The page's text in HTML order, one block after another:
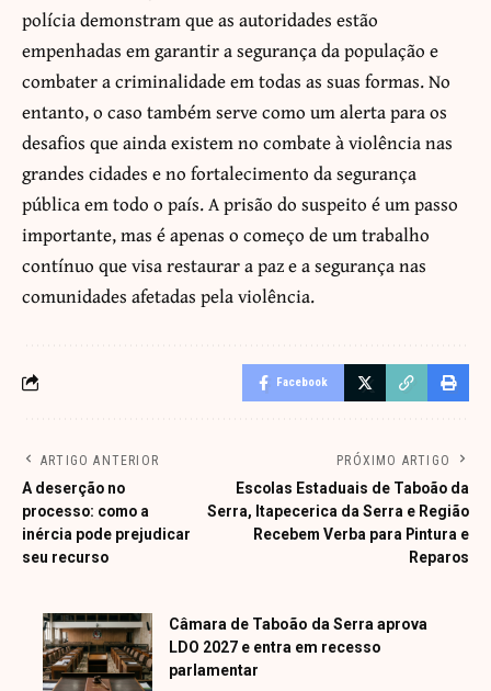
polícia demonstram que as autoridades estão
empenhadas em garantir a segurança da população e
combater a criminalidade em todas as suas formas. No
entanto, o caso também serve como um alerta para os
desafios que ainda existem no combate à violência nas
grandes cidades e no fortalecimento da segurança
pública em todo o país. A prisão do suspeito é um passo
importante, mas é apenas o começo de um trabalho
contínuo que visa restaurar a paz e a segurança nas
comunidades afetadas pela violência.
Facebook
ARTIGO ANTERIOR
A deserção no
processo: como a
inércia pode prejudicar
seu recurso
PRÓXIMO ARTIGO
Escolas Estaduais de Taboão da
Serra, Itapecerica da Serra e Região
Recebem Verba para Pintura e
Reparos
Câmara de Taboão da Serra aprova
LDO 2027 e entra em recesso
parlamentar